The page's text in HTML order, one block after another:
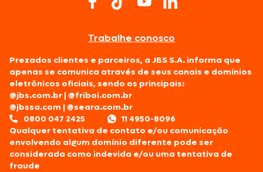
Trabalhe conosco
Prezados clientes e parceiros, a JBS S.A. informa que
apenas se comunica através de seus canais e domínios
eletrônicos oficiais, sendo os principais:
@jbs.com.br |@friboi.com.br
@jbssa.com |@seara.com.br
0800 047 2425
11 4950-8096
Qualquer tentativa de contato e/ou comunicação
envolvendo algum domínio diferente pode ser
considerada como indevida e/ou uma tentativa de
fraude